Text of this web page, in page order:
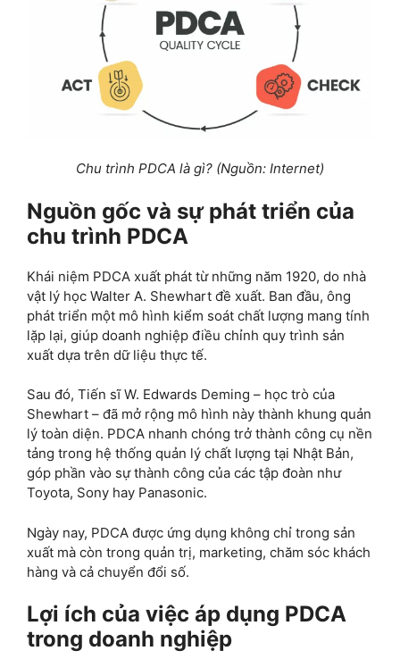
Chu trình PDCA là gì? (Nguồn: Internet)
Nguồn gốc và sự phát triển của
chu trình PDCA
Khái niệm PDCA xuất phát từ những năm 1920, do nhà
vật lý học Walter A. Shewhart đề xuất. Ban đầu, ông
phát triển một mô hình kiểm soát chất lượng mang tính
lặp lại, giúp doanh nghiệp điều chỉnh quy trình sản
xuất dựa trên dữ liệu thực tế.
Sau đó, Tiến sĩ W. Edwards Deming – học trò của
Shewhart – đã mở rộng mô hình này thành khung quản
lý toàn diện. PDCA nhanh chóng trở thành công cụ nền
tảng trong hệ thống quản lý chất lượng tại Nhật Bản,
góp phần vào sự thành công của các tập đoàn như
Toyota, Sony hay Panasonic.
Ngày nay, PDCA được ứng dụng không chỉ trong sản
xuất mà còn trong quản trị, marketing, chăm sóc khách
hàng và cả chuyển đổi số.
Lợi ích của việc áp dụng PDCA
trong doanh nghiệp